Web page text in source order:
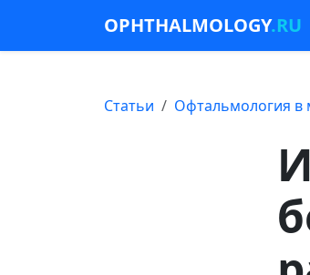
OPHTHALMOLOGY.RU
Статьи Офтальмология в